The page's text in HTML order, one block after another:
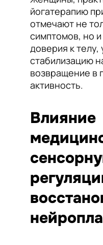
йогатерапию
отмечают не
симптомов, но
доверия к
стабилизацию
возвращение в
активность.
Влияние